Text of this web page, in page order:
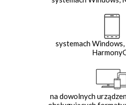
systemach
na dowolnych